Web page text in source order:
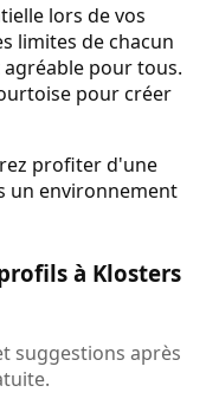
lors de vos
limites de chacun
agréable pour tous.
pour créer
profiter d'une
un environnement
à Klosters
suggestions après